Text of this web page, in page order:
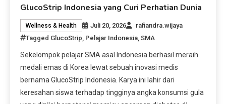
GlucoStrip Indonesia yang Curi Perhatian Dunia
Wellness & Health Juli 20, 2026
rafiandra.wijaya
Tagged GlucoStrip, Pelajar Indonesia,SMA
Sekelompok pelajar SMA asal Indonesia berhasil meraih
medali emas di Korea lewat sebuah inovasi medis
bernama GlucoStrip Indonesia. Karya ini lahir dari
keresahan siswa terhadap tingginya angka konsumsi gula